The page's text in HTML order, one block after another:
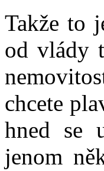
Takže to
od vlády
chcete
hned se
jenom